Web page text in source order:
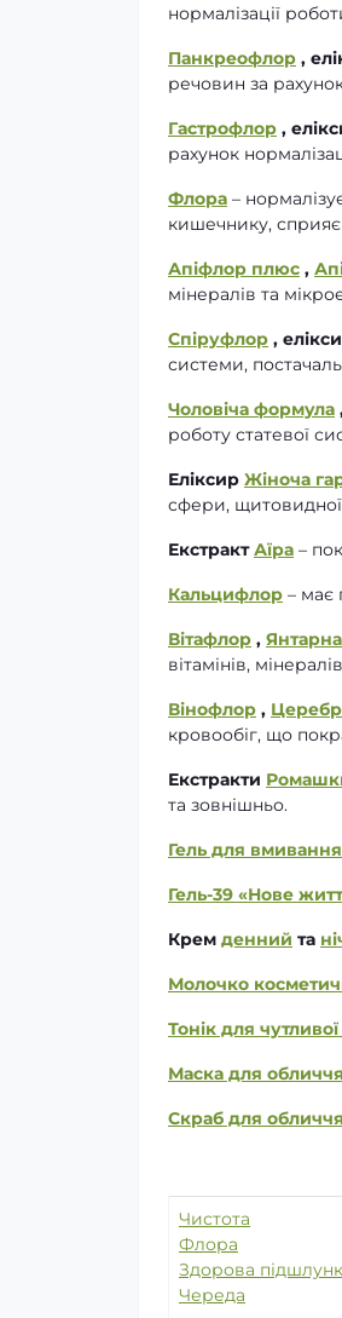
нормалізації
Панкреофлор ,
речовин за
Гастрофлор ,
рахунок
Флора –
кишечнику, сприяє
Апіфлор плюс ,
мінералів та
Спіруфлор ,
системи,
Чоловіча формула
роботу статевої
Еліксир Жіноча
сфери, щитовидної
ЕкстрактАїра –
Кальцифлор – має
Вітафлор ,
вітамінів,
Вінофлор ,
кровообіг, що
Екстракти
та зовнішньо.
Гель для
Гель-39 «Нове
Крем денний та
Молочко
Тонік для
Маска для
Скраб для
Чистота
Флора
Здорова
Череда